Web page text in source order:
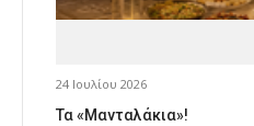
24 Ιουλίου 2026
Τα «Μανταλάκια»!